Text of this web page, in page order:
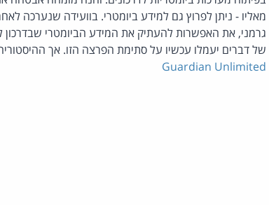
מאליו - ניתן לפרוץ גם למידע ביומטרי. בוועידה שנערכה
גרמני, את האפשרות להעתיק את המידע הביומטרי שבדרכון
של דברים יעמלו עכשיו על סתימת הפרצה הזו. אך
Guardian Unlimited